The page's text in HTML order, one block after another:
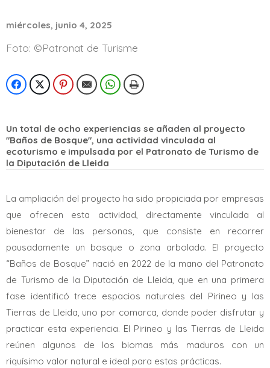
miércoles, junio 4, 2025
Foto: ©Patronat de Turisme
Un total de ocho experiencias se añaden al proyecto
"Baños de Bosque", una actividad vinculada al
ecoturismo e impulsada por el Patronato de Turismo de
la Diputación de Lleida
La ampliación del proyecto ha sido propiciada por empresas
que ofrecen esta actividad, directamente vinculada al
bienestar de las personas, que consiste en recorrer
pausadamente un bosque o zona arbolada. El proyecto
“Baños de Bosque” nació en 2022 de la mano del Patronato
de Turismo de la Diputación de Lleida, que en una primera
fase identificó trece espacios naturales del Pirineo y las
Tierras de Lleida, uno por comarca, donde poder disfrutar y
practicar esta experiencia. El Pirineo y las Tierras de Lleida
reúnen algunos de los biomas más maduros con un
riquísimo valor natural e ideal para estas prácticas.